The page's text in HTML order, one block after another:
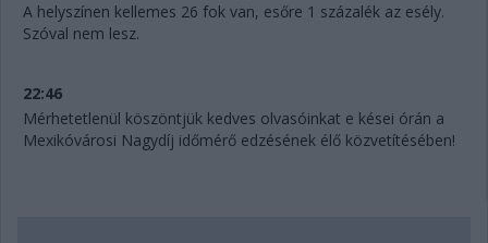
A helyszínen kellemes 26 fok van, esőre 1 százalék az esély.
Szóval nem lesz.
22:46
Mérhetetlenül köszöntjük kedves olvasóinkat e kései órán a
Mexikóvárosi Nagydíj időmérő edzésének élő közvetítésében!